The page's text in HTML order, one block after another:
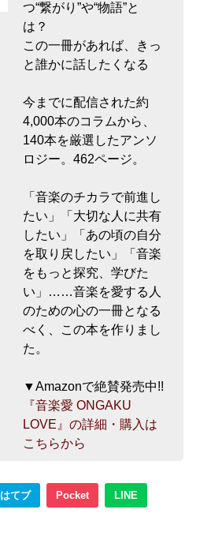
つ“繋がり”や“物語”と
は？
この一冊があれば、きっ
と誰かに話したくなる
今までに配信された約
4,000本のコラムから、
140本を厳選したアンソ
ロジー。462ページ。
「音楽のチカラで前進し
たい」「大切な人に共有
したい」「あの頃の自分
を取り戻したい」「音楽
をもっと探究、学びた
い」……音楽を愛する人
のための心の一冊となる
べく、この本を作りまし
た。
▼Amazonで絶賛発売中!!
『音楽愛 ONGAKU
LOVE』の詳細・購入は
こちらから
はてブ Pocket LINE